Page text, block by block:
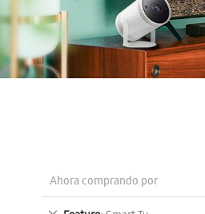
Ahora comprando por